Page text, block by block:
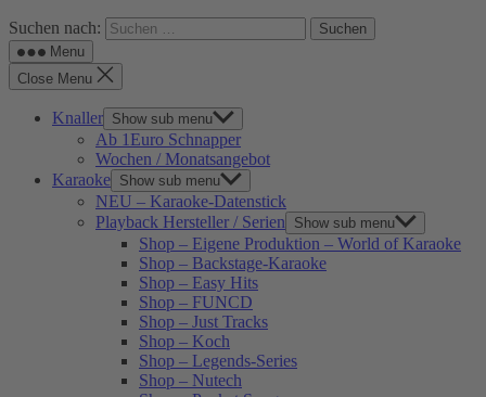
Suchen nach:
Menu
Close Menu
Knaller Show sub menu
Ab 1Euro Schnapper
Wochen / Monatsangebot
Karaoke Show sub menu
NEU – Karaoke-Datenstick
Playback Hersteller / Serien
Show sub menu
Shop – Eigene Produktion – World of Karaoke
Shop – Backstage-Karaoke
Shop – Easy Hits
Shop – FUNCD
Shop – Just Tracks
Shop – Koch
Shop – Legends-Series
Shop – Nutech